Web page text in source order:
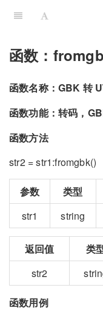
函数：
函数名称：GBK 转
函数功能：转码，
函数方法
str2 = str1:fromgbk()
参数 类型
str1
string
返回值 类
str2
函数用例